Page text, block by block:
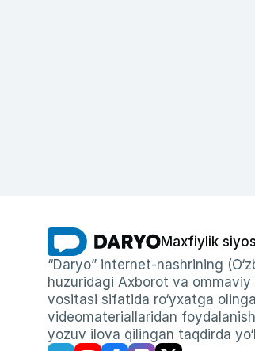
Maxfiylik
“Daryo” internet-nashrining
huzuridagi Axborot va
vositasi sifatida ro‘yxatga
videomateriallaridan
yozuv ilova qilingan taqdirda